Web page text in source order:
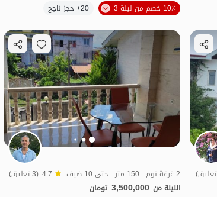
الموقع على الخريطة
10٪ خصم من ليلة 3
20+ حجز ناجح
2 غرفة نوم . 150 متر . حتى 10 ضيف 4.7 (3 تعليق)
الليلة من 3,500,000 تومان